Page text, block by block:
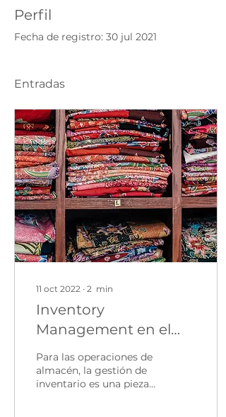
Perfil
Fecha de registro: 30 jul 2021
Entradas
11 oct 2022 ∙ 2 min
Inventory
Management en el
Fulfillment Center
Para las operaciones de
almacén, la gestión de
inventario es una pieza